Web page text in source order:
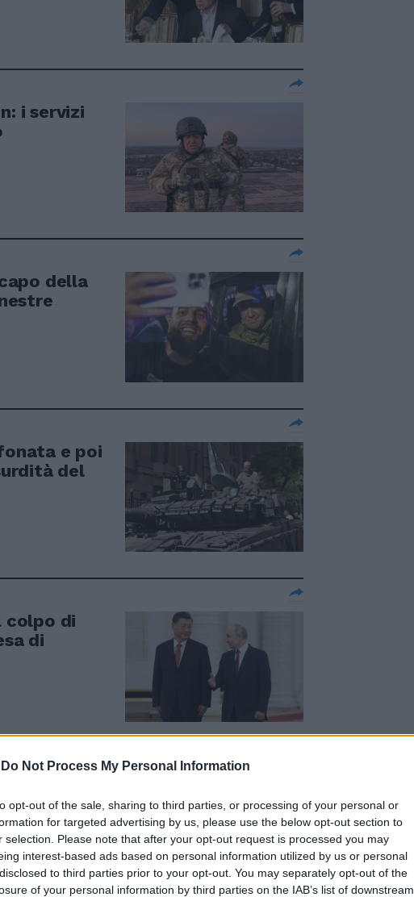
Do Not Process My Personal Information
opt-out of the sale, sharing to third parties, or processing of your personal or
for targeted advertising by us, please use the below opt-out section to
selection. Please note that after your opt-out request is processed you may
interest-based ads based on personal information utilized by us or personal
to third parties prior to your opt-out. You may separately opt-out of the
of your personal information by third parties on the IAB’s list of downstream
i servizi
della
e poi
del
colpo di
di
dietro
Putin-